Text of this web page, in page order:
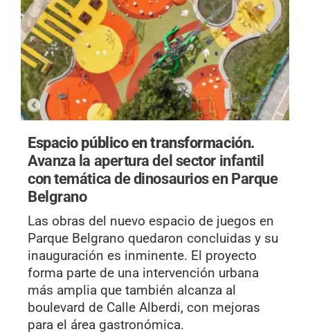
Espacio público en transformación.
Avanza la apertura del sector infantil
con temática de dinosaurios en Parque
Belgrano
Las obras del nuevo espacio de juegos en
Parque Belgrano quedaron concluidas y su
inauguración es inminente. El proyecto
forma parte de una intervención urbana
más amplia que también alcanza al
boulevard de Calle Alberdi, con mejoras
para el área gastronómica.